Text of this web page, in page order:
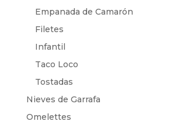
Empanada de Camarón
Filetes
Infantil
Taco Loco
Tostadas
Nieves de Garrafa
Omelettes